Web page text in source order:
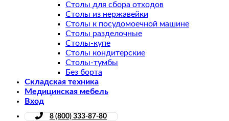
Столы для сбора отходов
Столы из нержавейки
Столы к посудомоечной машине
Столы разделочные
Столы-купе
Столы кондитерские
Столы-тумбы
Без борта
Складская техника
Медицинская мебель
Вход
8 (800) 333-87-80